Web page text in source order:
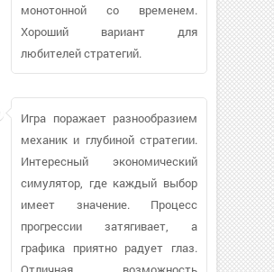
монотонной со временем.
Хороший вариант для
любителей стратегий.
Игра поражает разнообразием
механик и глубиной стратегии.
Интересный экономический
симулятор, где каждый выбор
имеет значение. Процесс
прогрессии затягивает, а
графика приятно радует глаз.